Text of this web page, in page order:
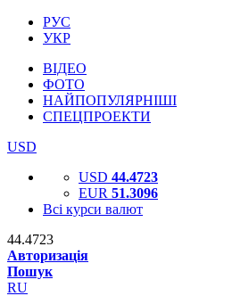
РУС
УКР
ВІДЕО
ФОТО
НАЙПОПУЛЯРНІШІ
СПЕЦПРОЕКТИ
USD
USD 44.4723
EUR 51.3096
Всі курси валют
44.4723
Авторизація
Пошук
RU